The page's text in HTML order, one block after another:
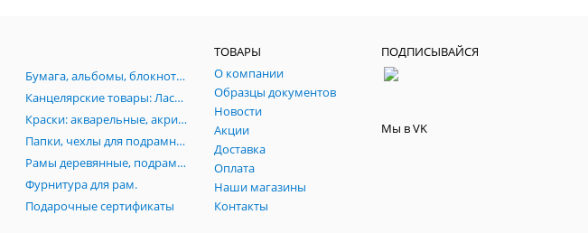
Бумага, альбомы, блокноты, картон, книги, папки, планшеты, пенокартон, паспарту, склейки.
Канцелярские товары: Ластики, линейки, ножи, лекала, готовальни, кнопки, скотч, стрейч
Краски: акварельные, акриловые, гуашевые, темперные, пасты, фестивальные
Папки, чехлы для подрамников, сумки, тубусы, пеналы, портфилио, фартуки
Рамы деревянные, подрамники, модульные подрамники
Фурнитура для рам.
Подарочные сертификаты
ТОВАРЫ
О компании
Образцы документов
Новости
Акции
Доставка
Оплата
Наши магазины
Контакты
ПОДПИСЫВАЙСЯ
Мы в VK